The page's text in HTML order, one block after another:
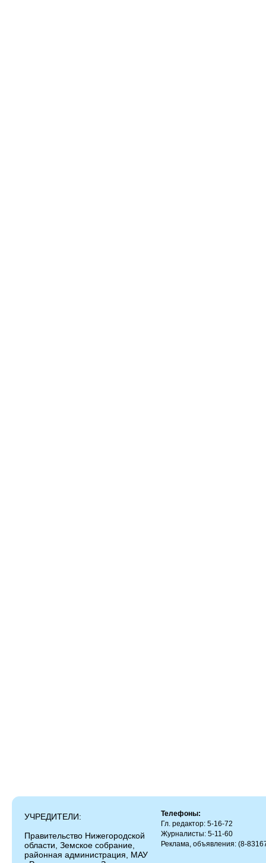
УЧРЕДИТЕЛИ:
Правительство Нижегородской
области, Земское собрание,
районная администрация, МАУ
Телефоны:
Гл. редактор: 5-16-72
Журналисты: 5-11-60
Реклама, объявления: (8-